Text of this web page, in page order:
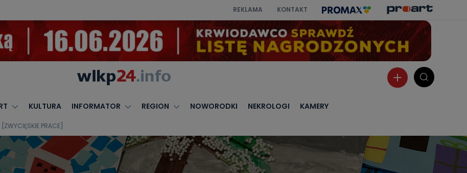
REKLAMA KONTAKT
KULTURA INFORMATOR REGION NOWORODKI NEKROLOGI KAMERY
PRACE]